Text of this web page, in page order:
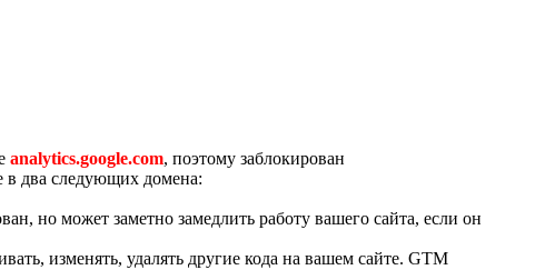
analytics.google.com, поэтому заблокирован
в два следующих домена:
но может заметно замедлить работу вашего сайта, если он
изменять, удалять другие кода на вашем сайте. GTM